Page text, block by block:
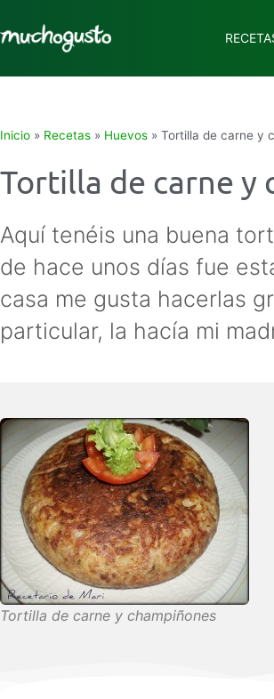
Inicio » Recetas » Huevos » Tortilla de carne y
Tortilla de carne y
Aquí tenéis una buena
de hace unos días fue
casa me gusta hacerlas
particular, la hacía mi
Tortilla de carne y champiñones